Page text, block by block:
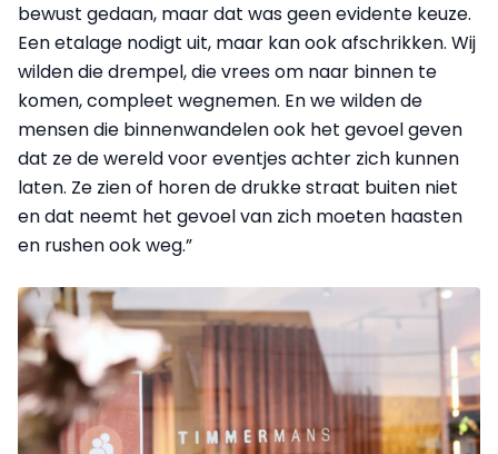
bewust gedaan, maar dat was geen evidente keuze.
Een etalage nodigt uit, maar kan ook afschrikken. Wij
wilden die drempel, die vrees om naar binnen te
komen, compleet wegnemen. En we wilden de
mensen die binnenwandelen ook het gevoel geven
dat ze de wereld voor eventjes achter zich kunnen
laten. Ze zien of horen de drukke straat buiten niet
en dat neemt het gevoel van zich moeten haasten
en rushen ook weg.”